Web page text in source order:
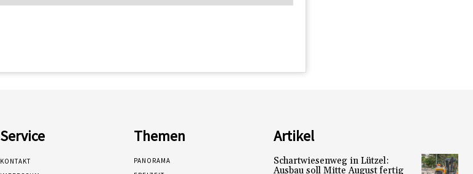
Service
KONTAKT
Themen
PANORAMA
Artikel
Schartwiesenweg in Lützel:
Ausbau soll Mitte August fertig